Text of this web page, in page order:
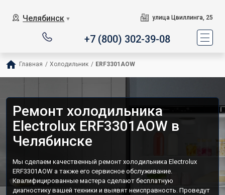
Челябинск ▼ улица Цвиллинга, 25
+7 (800) 302-39-08
Главная / Холодильник / ERF3301AOW
Ремонт холодильника
Electrolux ERF3301AOW в
Челябинске
Мы сделаем качественный ремонт холодильника Electrolux
ERF3301AOW а также его сервисное обслуживание.
Квалифицированные мастера сделают бесплатную
диагностику вашей техники и выявят неисправность. Проведут